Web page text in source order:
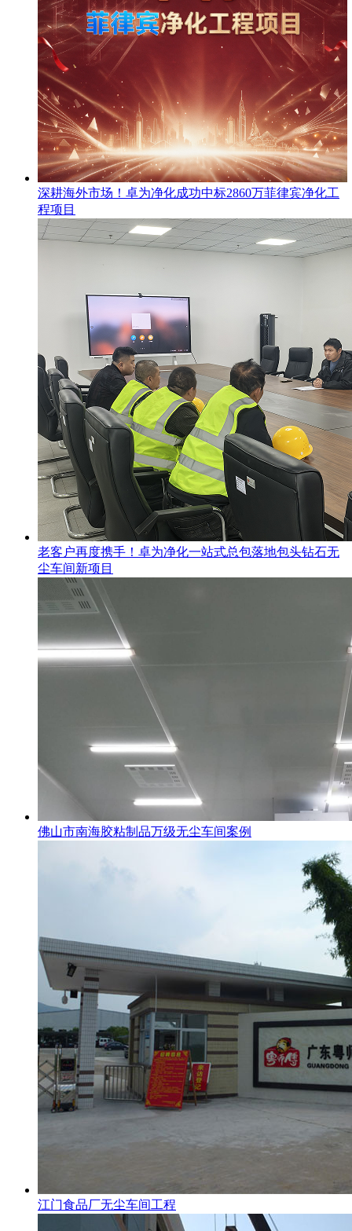
​深耕海外市场！卓为净化成功中标2860万菲律宾净化工
程项目
老客户再度携手！卓为净化一站式总包落地包头钻石无
尘车间新项目
佛山市南海胶粘制品万级无尘车间案例
江门食品厂无尘车间工程